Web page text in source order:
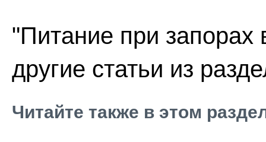
"Питание при
другие статьи из
Читайте также в этом